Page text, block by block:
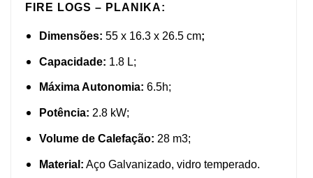
FIRE LOGS – PLANIKA:
Dimensões: 55 x 16.3 x 26.5 cm;
Capacidade: 1.8 L;
Máxima Autonomia: 6.5h;
Potência: 2.8 kW;
Volume de Calefação: 28 m3;
Material: Aço Galvanizado, vidro temperado.